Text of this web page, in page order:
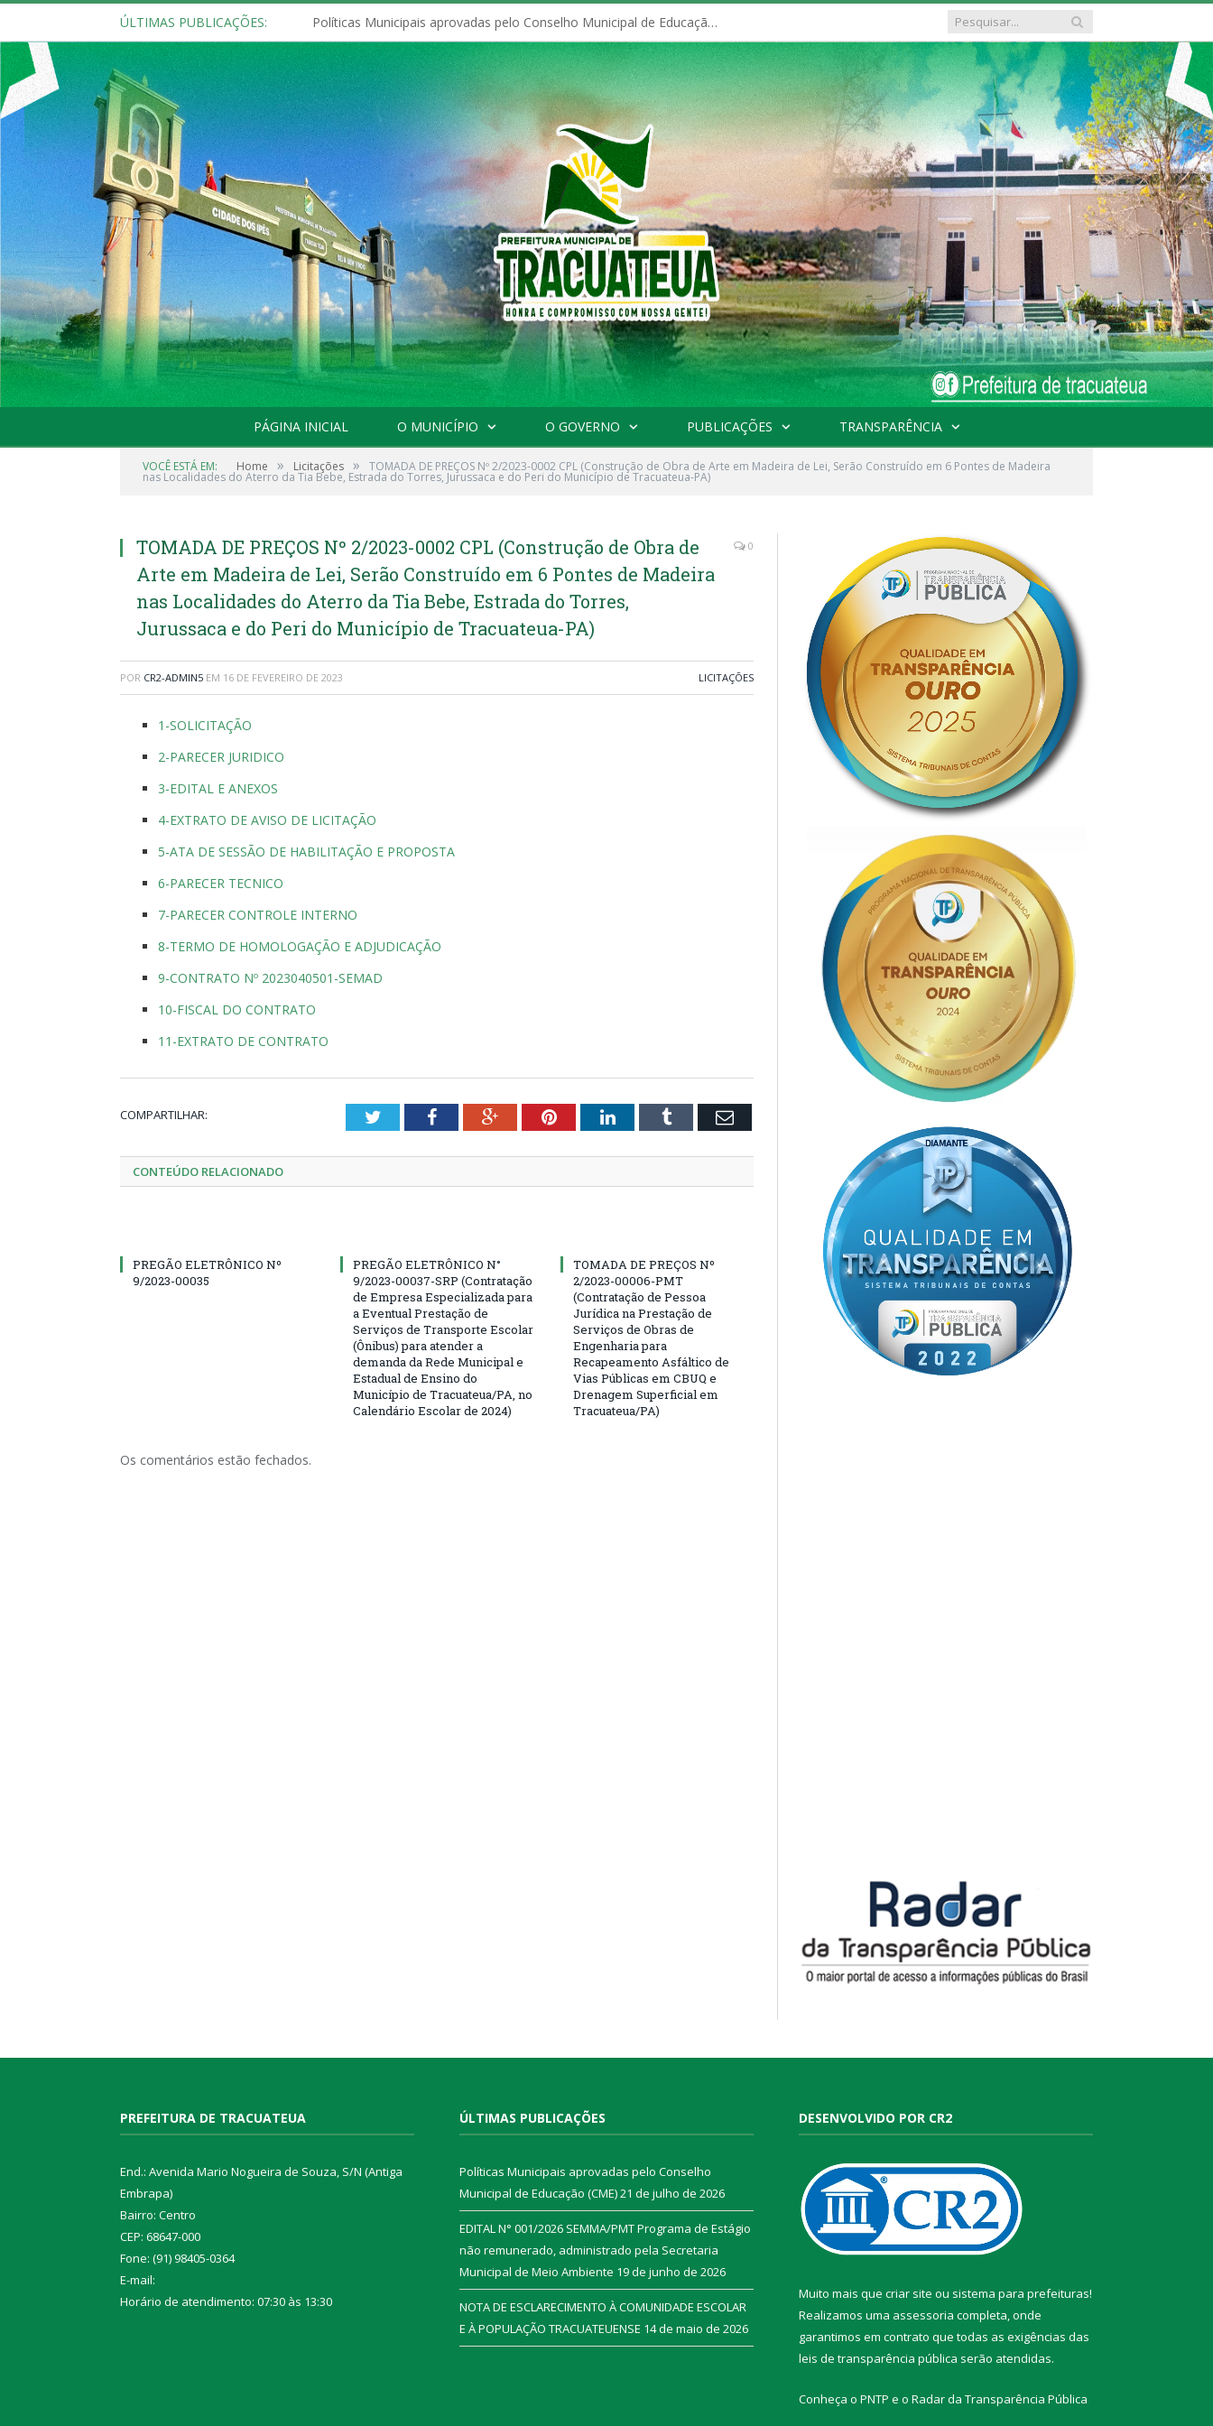
ÚLTIMAS PUBLICAÇÕES: Políticas Municipais aprovadas pelo Conselho Municipal de Educação (CME)
PÁGINA INICIAL O MUNICÍPIO O GOVERNO PUBLICAÇÕES TRANSPARÊNCIA
VOCÊ ESTÁ EM: Home » Licitações » TOMADA DE PREÇOS Nº 2/2023-0002 CPL (Construção de Obra de Arte em Madeira de Lei, Serão Construído em 6 Pontes de Madeira
nas Localidades do Aterro da Tia Bebe, Estrada do Torres, Jurussaca e do Peri do Município de Tracuateua-PA)
TOMADA DE PREÇOS Nº 2/2023-0002 CPL (Construção de Obra de
Arte em Madeira de Lei, Serão Construído em 6 Pontes de Madeira
nas Localidades do Aterro da Tia Bebe, Estrada do Torres,
Jurussaca e do Peri do Município de Tracuateua-PA)
0
POR CR2-ADMIN5 EM 16 DE FEVEREIRO DE 2023 LICITAÇÕES
1-SOLICITAÇÃO
2-PARECER JURIDICO
3-EDITAL E ANEXOS
4-EXTRATO DE AVISO DE LICITAÇÃO
5-ATA DE SESSÃO DE HABILITAÇÃO E PROPOSTA
6-PARECER TECNICO
7-PARECER CONTROLE INTERNO
8-TERMO DE HOMOLOGAÇÃO E ADJUDICAÇÃO
9-CONTRATO Nº 2023040501-SEMAD
10-FISCAL DO CONTRATO
11-EXTRATO DE CONTRATO
COMPARTILHAR: TwitterFacebookGoogle+PinterestLinkedInTumblr Email
CONTEÚDO RELACIONADO
PREGÃO ELETRÔNICO Nº
9/2023-00035
PREGÃO ELETRÔNICO N°
9/2023-00037-SRP (Contratação
de Empresa Especializada para
a Eventual Prestação de
Serviços de Transporte Escolar
(Ônibus) para atender a
demanda da Rede Municipal e
Estadual de Ensino do
Município de Tracuateua/PA, no
Calendário Escolar de 2024)
TOMADA DE PREÇOS Nº
2/2023-00006-PMT
(Contratação de Pessoa
Jurídica na Prestação de
Serviços de Obras de
Engenharia para
Recapeamento Asfáltico de
Vias Públicas em CBUQ e
Drenagem Superficial em
Tracuateua/PA)
Os comentários estão fechados.
PREFEITURA DE TRACUATEUA
End.: Avenida Mario Nogueira de Souza, S/N (Antiga
Embrapa)
Bairro: Centro
CEP: 68647-000
Fone: (91) 98405-0364
E-mail:
Horário de atendimento: 07:30 às 13:30
ÚLTIMAS PUBLICAÇÕES
Políticas Municipais aprovadas pelo Conselho
Municipal de Educação (CME)21 de julho de 2026
EDITAL N° 001/2026 SEMMA/PMT Programa de Estágio
não remunerado, administrado pela Secretaria
Municipal de Meio Ambiente 19 de junho de 2026
NOTA DE ESCLARECIMENTO À COMUNIDADE ESCOLAR
E À POPULAÇÃO TRACUATEUENSE 14 de maio de 2026
DESENVOLVIDO POR CR2
Muito mais que criar site ou sistema para prefeituras!
Realizamos uma assessoria completa, onde
garantimos em contrato que todas as exigências das
leis de transparência pública serão atendidas.
Conheça o PNTP e o Radar da Transparência Pública